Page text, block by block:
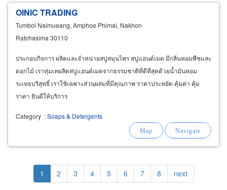
OINIC TRADING
Tumbol Naimueang, Amphoe Phimai, Nakhon
Ratchasima 30110
ประกอบกิจการ ผลิตและจำหน่ายสบู่สมุนไพร สบู่แฮนด์เมด มีกลิ่นหอมพืชและ
ดอกไม้ เราทุ่มเทผลิตสบู่แฮนด์เมดจากธรรมชาติที่ดีที่สุดด้วยน้ำมันหอม
ระเหยบริสุทธิ์ เราใช้เฉพาะส่วนผสมที่มีคุณภาพ ราคาประหยัด คุ้มค่า คุ้ม
ราคา ยินดีให้บริการ
Category :Soaps & Detergents
Pagination
Current
page
1 Page
2 Page
3 Page
4 Page
5 Page
6 Page
7 Page
8
Next
page
next